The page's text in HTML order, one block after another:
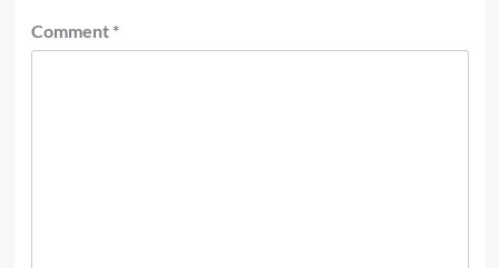
Comment *